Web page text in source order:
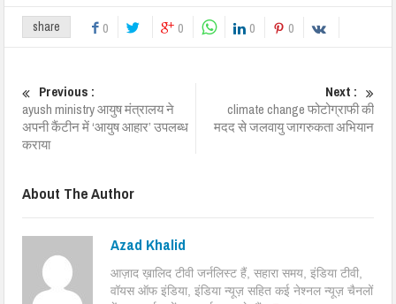
share 0 0 0 0
Previous :
ayush ministry आयुष मंत्रालय ने
अपनी कैंटीन में ‘आयुष आहार’ उपलब्ध
कराया
Next :
climate change फोटोग्राफी की
मदद से जलवायु जागरुकता अभियान
About The Author
Azad Khalid
आज़ाद ख़ालिद टीवी जर्नलिस्ट हैं, सहारा समय, इंडिया टीवी,
वॉयस ऑफ इंडिया, इंडिया न्यूज़ सहित कई नेश्नल न्यूज़ चैनलों